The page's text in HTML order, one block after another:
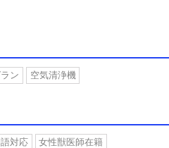
ン 空気清浄機
対応
女性獣医師在籍